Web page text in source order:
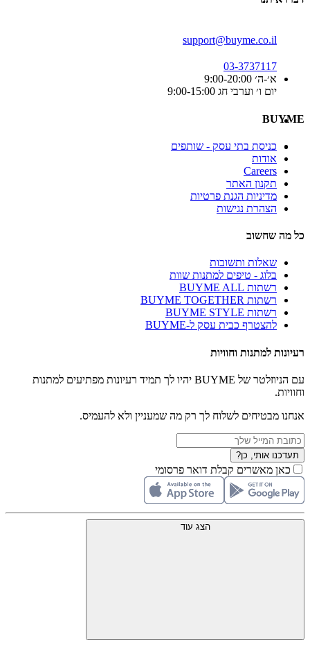
support@buyme.co.il
03-3737117
א׳-ה׳ 9:00-20:00
יום ו׳ וערבי חג 9:00-15:00
BUYME
כניסת בתי עסק - שותפים
אודות
Careers
תקנון האתר
מדיניות הגנת פרטיות
הצהרת נגישות
כל מה שחשוב
שאלות ותשובות
בלוג - טיפים למתנות שוות
רשתות BUYME ALL
רשתות BUYME TOGETHER
רשתות BUYME STYLE
להצטרף כבית עסק ל-BUYME
רעיונות למתנות וחוויות
עם הניוזלטר של BUYME יהיו לך תמיד רעיונות מפתיעים למתנות
וחוויות.
אנחנו מבטיחים לשלוח לך רק מה שמעניין ולא להעמיס.
תעדכנו אותי, כן?
כאן מאשרים קבלת דואר פרסומי
הצג עוד